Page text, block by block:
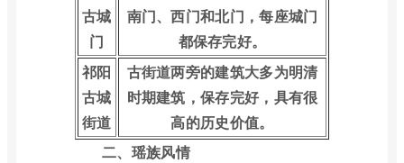
古城
门
南门、西门和北门，每座城门
都保存完好。
祁阳
古城
街道
古街道两旁的建筑大多为明清
时期建筑，保存完好，具有很
高的历史价值。
二、瑶族风情